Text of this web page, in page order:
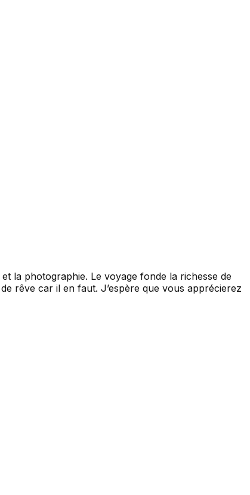
la photographie. Le voyage fonde la richesse de
rêve car il en faut. J’espère que vous apprécierez